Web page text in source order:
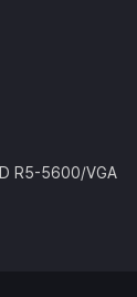
R5-5600/VGA